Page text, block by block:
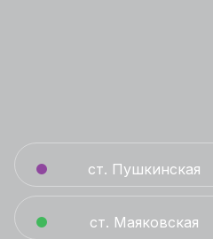
ст. Пушкинская
ст. Маяковская